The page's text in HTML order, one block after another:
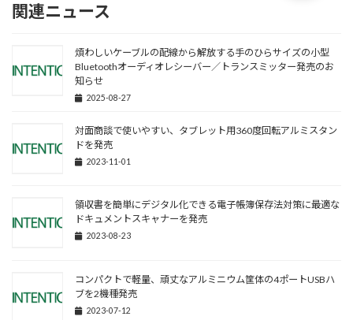
関連ニュース
煩わしいケーブルの配線から解放する手のひらサイズの小型
Bluetoothオーディオレシーバー／トランスミッター発売のお
知らせ
2025-08-27
対面商談で使いやすい、タブレット用360度回転アルミスタン
ドを発売
2023-11-01
領収書を簡単にデジタル化できる電子帳簿保存法対策に最適な
ドキュメントスキャナーを発売
2023-08-23
コンパクトで軽量、頑丈なアルミニウム筐体の4ポートUSBハ
ブを2機種発売
2023-07-12